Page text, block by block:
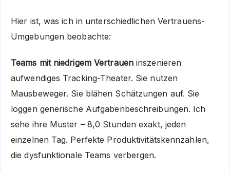
Hier ist, was ich in unterschiedlichen Vertrauens-
Umgebungen beobachte:
Teams mit niedrigem Vertraueninszenieren
aufwendiges Tracking-Theater. Sie nutzen
Mausbeweger. Sie blähen Schätzungen auf. Sie
loggen generische Aufgabenbeschreibungen. Ich
sehe ihre Muster – 8,0 Stunden exakt, jeden
einzelnen Tag. Perfekte Produktivitätskennzahlen,
die dysfunktionale Teams verbergen.